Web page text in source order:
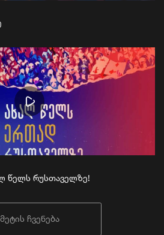
წელს რუსთაველზე!
მეტის ჩვენება